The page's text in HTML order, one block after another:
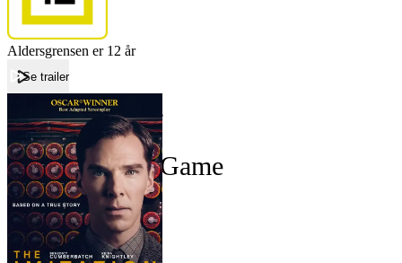
Aldersgrensen er 12 år
Se trailer
ForsideThe Imitation Game
The Imitation Game
Film
Forfatter:
Leverandør:
Norgesfilm AS
Lisens: